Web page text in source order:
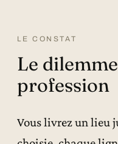
LE CONSTAT
Le
profession
Vous livrez un lieu